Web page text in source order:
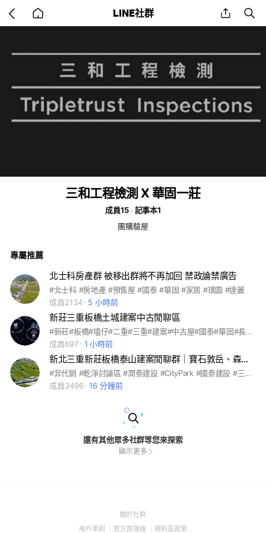
back
to
LINE社群 share
三和工程檢測 X 華固一莊
成員15
記事本1
團購驗屋
專屬推薦
北士科房產群 被移出群將不再加回 禁政論禁廣告
#北士科 #房地產 #預售屋 #國泰 #華固 #家居 #璞園 #達麗
成員2134
5 小時前
新莊三重板橋土城建案中古閒聊區
#新莊#板橋#塭仔#二重#三重#建案#中古屋#國泰#華固#長虹#冠德#國美#itower#宏匯#只踢二重王#再幫我想#兔兔這麼可愛怎麼可以踢兔兔
成員697
1 小時前
新北三重新莊板橋泰山建案閒聊群｜寶石敦岳、森觀、凱越豐汎、星河帝寶、當代帝寶、暉騰昕
#非代銷 #乾淨討論區 #潤泰建設 #CityPark #國泰建設 #三井不動產 #國泰旭 #國泰朋 #國泰田 #國泰雍萃 #國泰蒔美 #國泰悅 #國泰上城 #國泰民樂 #國泰豐碩 #中原站 #橋和站 #李祖原 #板南置業 #海悅 #副都心 #中永和 #中和 #永和 #頂溪大苑 #永豐邑 #社宅 #公園宅 #景觀宅 #遠雄左岸 #中和左岸 #中和工業區 #連城路 #板南路 #遠東工業園區 #遠東世紀廣場 #國泰三重 #國泰和河 #潤泰捷六 #LALAPORT #板南置業 #三重置業 #金質獎 #忠孝路 #新北大道 #174地號 #李文勝 #大都會公園 #River #RiverPark #RP #River Park #新聯陽 #新高創 #甲山林 #創意家 #連開 #A2A #三重站 #機捷 #金華置業 #三井 #建國 #訂單分享 #價格分享 #擎天峰和 茂德 #寶佳 #興富發 #遠雄 #寶石睿岳 #聯上琚川 #鼎藏豐碩 #公園YOYO #公園66 #宏國 #華固 #築億 #Alfa Safe #元利 #欣巴巴 #水岸 #新美齊 #寶佳 #茂德 #愛山林 #敦美集。#海悅 #預售屋 #宏盛水悅 #meta #meta park #竹城中洲 #國泰meta #國泰meta park #百俊吾双 #金林梧境 #新聯陽 #銀新未來城 #晴空大地 #仁仰璞永 #roborock #南京阿曼 #自由綠洲 #日初不老莊園 #甲山林 #中山麗池 #橋科大極 #首泰大喆 #美麗上城 #都廳大院 #市政官邸 #淡海新建案 #信義代銷 #巴黎公寓 #大璽 #是東騰 #陸江澐莊 #好風采 #永鼎帝京 #華誼信義 #新高創 #鴻承知青 #新理想 #上城捷座 #和築好好窩 #頤昌松琚 #巴黎花都 #宏道仁滙 #華固織幸 #環泥水澐 #華固慕川 #寶石承岳 #皇鼎心莊
成員3496
16 分鐘前
還有其他眾多社群等您來探索
顯示更多
關於社群(Open
用戶準則 (Open
官方部落格 (Open
規則及政策(Open